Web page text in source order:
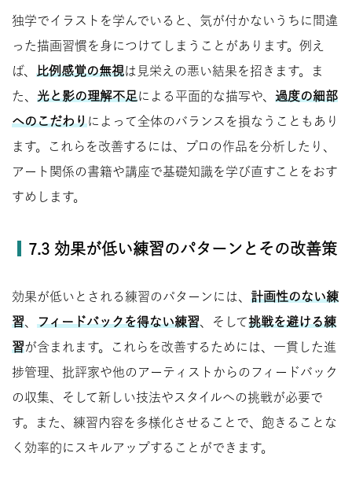
独学でイラストを学んでいると、気が付かないうちに間違
った描画習慣を身につけてしまうことがあります。例え
ば、 比例感覚の無視は見栄えの悪い結果を招きます。ま
た、 光と影の理解不足による平面的な描写や、 過度の細部
へのこだわりによって全体のバランスを損なうこともあり
ます。これらを改善するには、プロの作品を分析したり、
アート関係の書籍や講座で基礎知識を学び直すことをおす
すめします。
7.3 効果が低い練習のパターンとその改善策
効果が低いとされる練習のパターンには、 計画性のない練
習
フィードバックを得ない練習 、そして挑戦を避ける練
習が含まれます。これらを改善するためには、一貫した進
捗管理、批評家や他のアーティストからのフィードバック
の収集、そして新しい技法やスタイルへの挑戦が必要で
す。また、練習内容を多様化させることで、飽きることな
く効率的にスキルアップすることができます。